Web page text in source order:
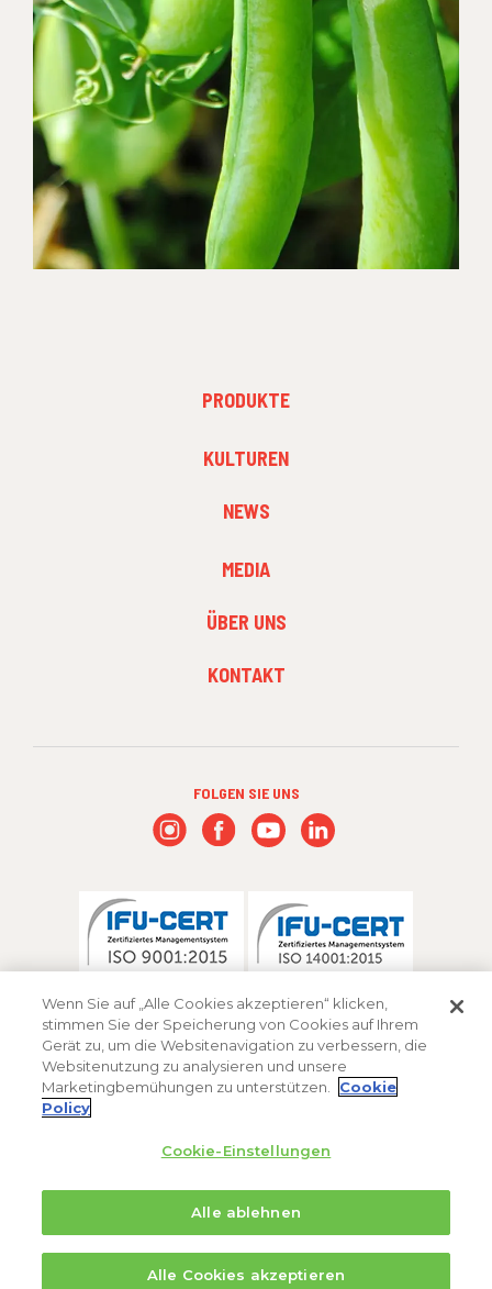
PRODUKTE
KULTUREN
NEWS
MEDIA
ÜBER UNS
KONTAKT
FOLGEN SIE UNS
® Marke der FMC Corporation oder einer ihrer Tochtergesellschaften.
Cookie Policy
Wenn Sie auf „Alle Cookies akzeptieren“ klicken,
stimmen Sie der Speicherung von Cookies auf Ihrem
Gerät zu, um die Websitenavigation zu verbessern, die
Websitenutzung zu analysieren und unsere
Marketingbemühungen zu unterstützen.
Cookie
Policy
Cookie-Einstellungen
Alle ablehnen
Alle Cookies akzeptieren